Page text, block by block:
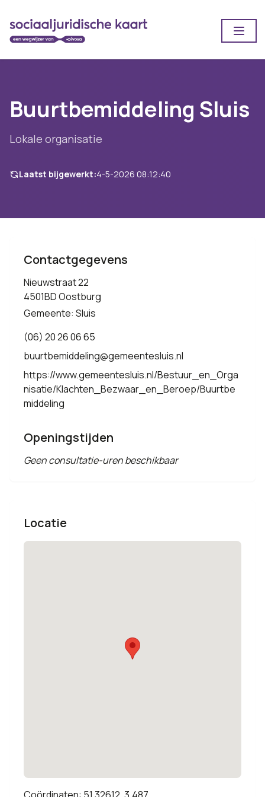
Buurtbemiddeling Sluis
Lokale organisatie
Laatst bijgewerkt:4-5-2026 08:12:40
Contactgegevens
Nieuwstraat 22
4501BD Oostburg
Gemeente: Sluis
(06) 20 26 06 65
buurtbemiddeling@gemeentesluis.nl
https://www.gemeentesluis.nl/Bestuur_en_Orga
nisatie/Klachten_Bezwaar_en_Beroep/Buurtbe
middeling
Openingstijden
Geen consultatie-uren beschikbaar
Locatie